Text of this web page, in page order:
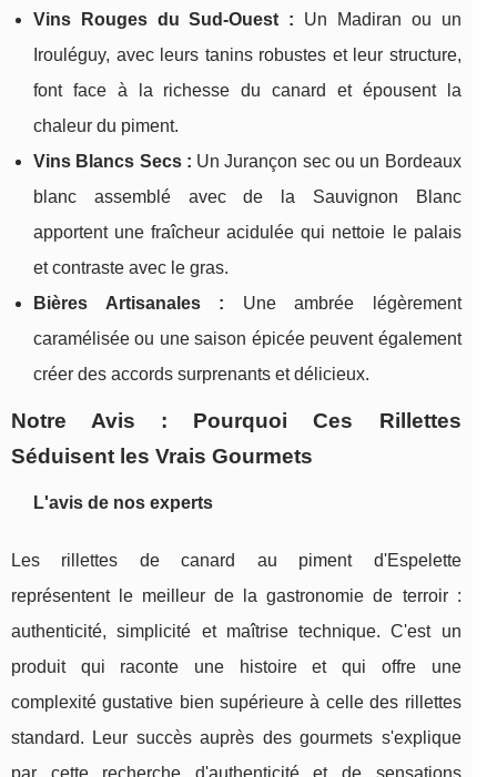
Vins Rouges du Sud-Ouest : Un Madiran ou un
Irouléguy, avec leurs tanins robustes et leur structure,
font face à la richesse du canard et épousent la
chaleur du piment.
Vins Blancs Secs : Un Jurançon sec ou un Bordeaux
blanc assemblé avec de la Sauvignon Blanc
apportent une fraîcheur acidulée qui nettoie le palais
et contraste avec le gras.
Bières Artisanales : Une ambrée légèrement
caramélisée ou une saison épicée peuvent également
créer des accords surprenants et délicieux.
Notre Avis : Pourquoi Ces Rillettes
Séduisent les Vrais Gourmets
L'avis de nos experts
Les rillettes de canard au piment d'Espelette
représentent le meilleur de la gastronomie de terroir :
authenticité, simplicité et maîtrise technique. C'est un
produit qui raconte une histoire et qui offre une
complexité gustative bien supérieure à celle des rillettes
standard. Leur succès auprès des gourmets s'explique